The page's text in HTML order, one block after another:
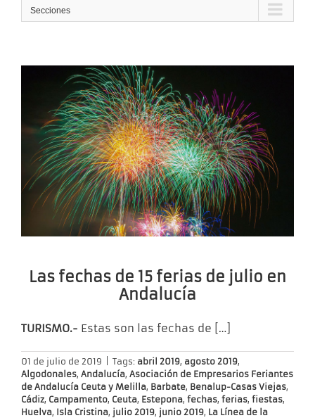
Secciones
Las fechas de 15 ferias de julio en
Andalucía
TURISMO.- Estas son las fechas de […]
01 de julio de 2019 Tags: abril 2019, agosto 2019,
Algodonales, Andalucía, Asociación de Empresarios Feriantes
de Andalucía Ceuta y Melilla, Barbate, Benalup-Casas Viejas,
Cádiz, Campamento, Ceuta, Estepona, fechas, ferias, fiestas,
Huelva, Isla Cristina, julio 2019, junio 2019, La Línea de la